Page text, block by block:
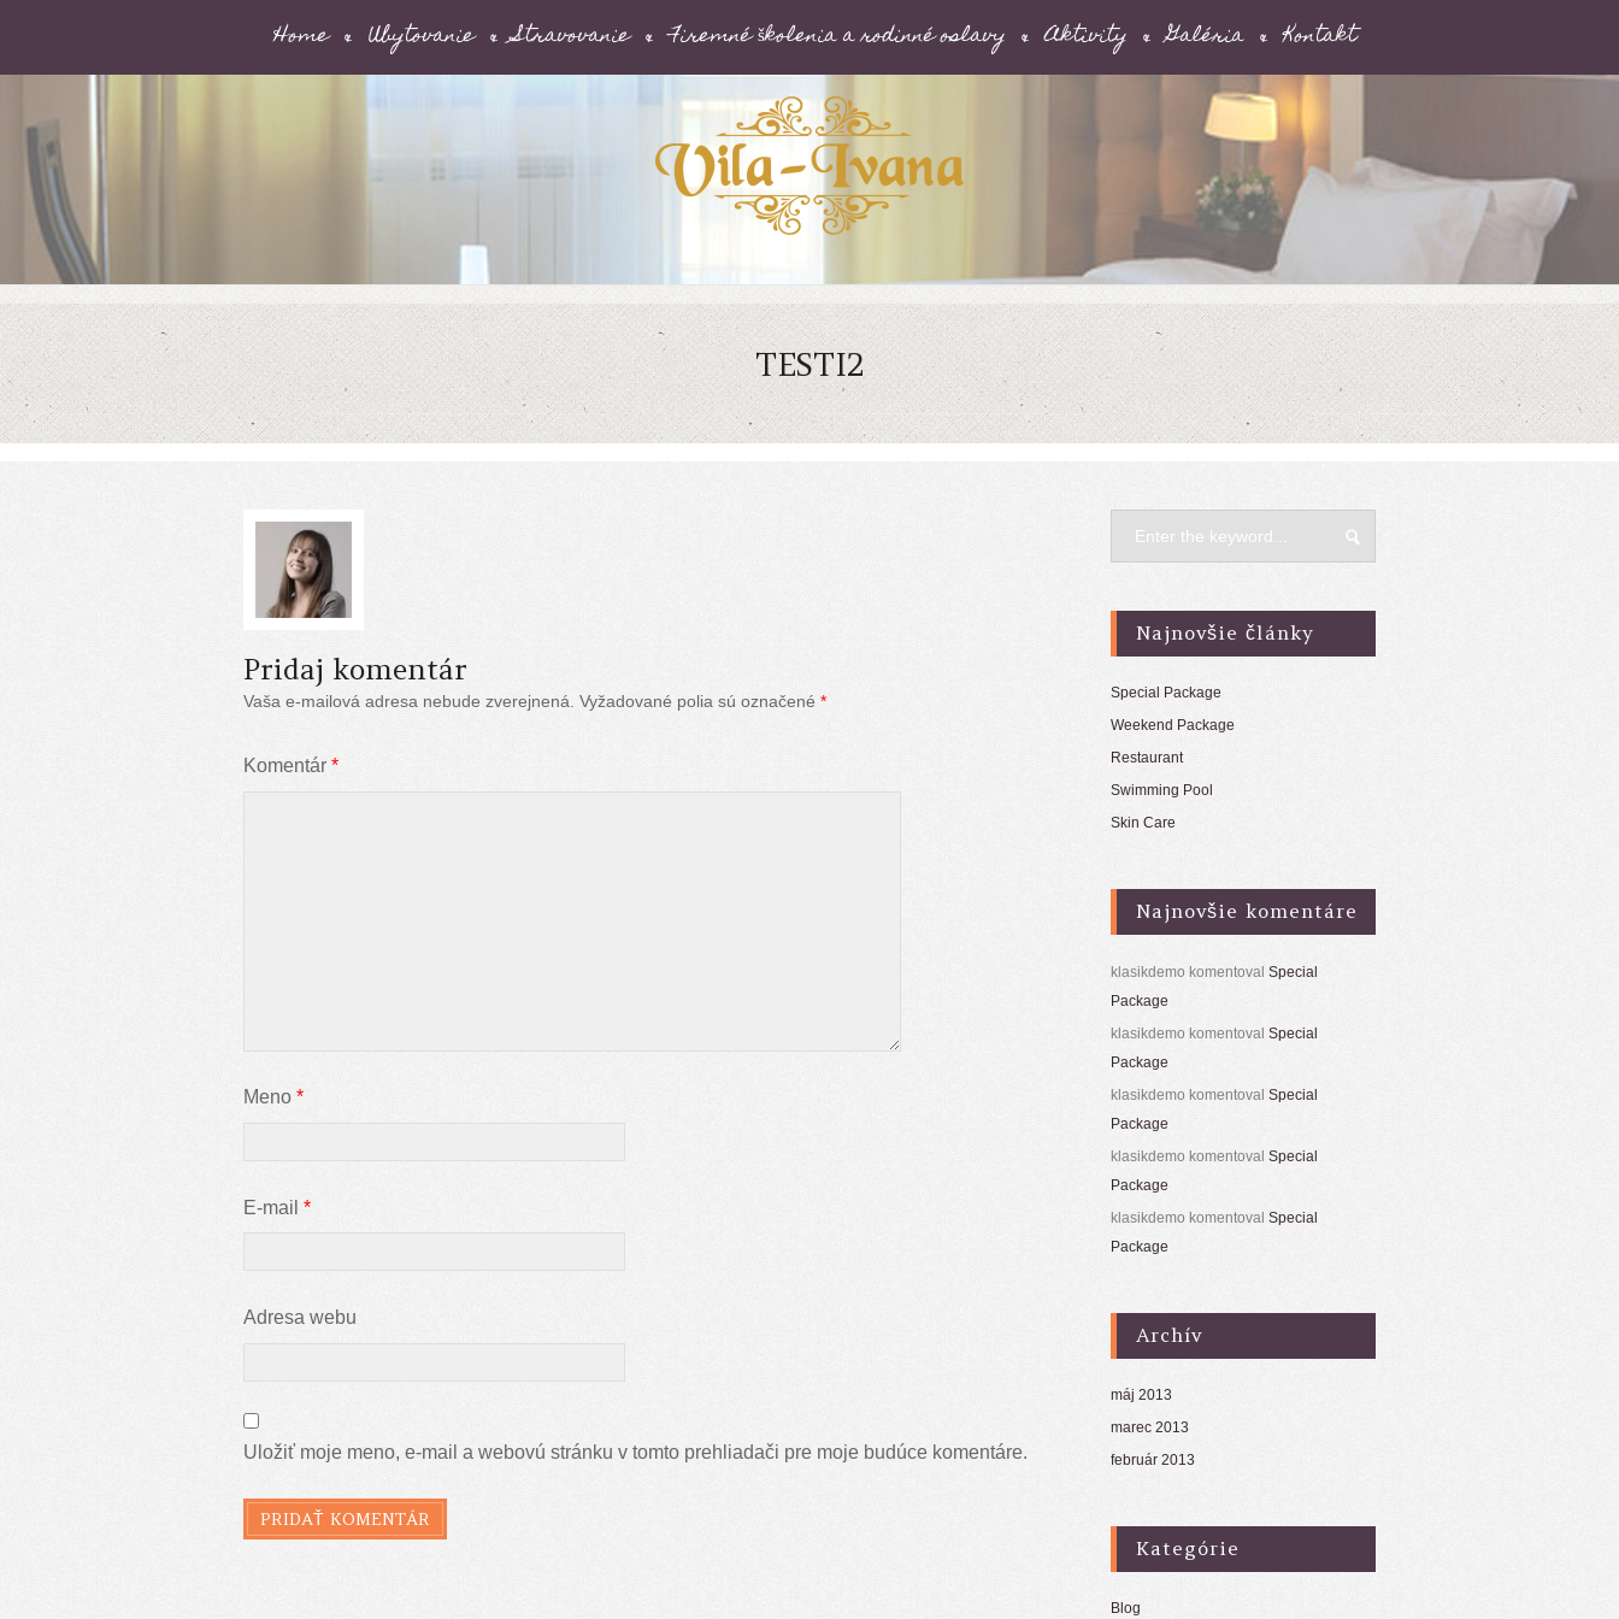
Home Ubytovanie Stravovanie Firemné školenia a rodinné oslavy Aktivity Galéria Kontakt
TESTI2
Pridaj komentár
Vaša e-mailová adresa nebude zverejnená. Vyžadované polia sú označené *
Komentár *
Meno *
E-mail *
Adresa webu
Uložiť moje meno, e-mail a webovú stránku v tomto prehliadači pre moje budúce komentáre.
Najnovšie články
Special Package
Weekend Package
Restaurant
Swimming Pool
Skin Care
Najnovšie komentáre
klasikdemo komentoval Special
Package
klasikdemo komentoval Special
Package
klasikdemo komentoval Special
Package
klasikdemo komentoval Special
Package
klasikdemo komentoval Special
Package
Archív
máj 2013
marec 2013
február 2013
Kategórie
Blog